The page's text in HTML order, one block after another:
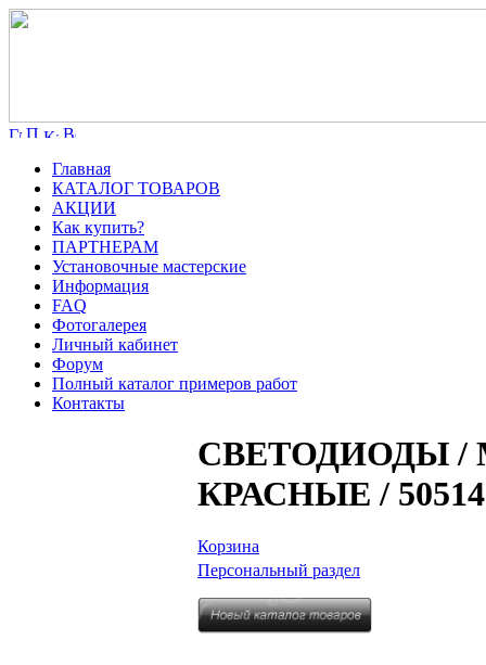
Главная
КАТАЛОГ ТОВАРОВ
АКЦИИ
Как купить?
ПАРТНЕРАМ
Установочные мастерские
Информация
FAQ
Фотогалерея
Личный кабинет
Форум
Полный каталог примеров работ
Контакты
СВЕТОДИОДЫ /
КРАСНЫE /
Корзина
Персональный раздел